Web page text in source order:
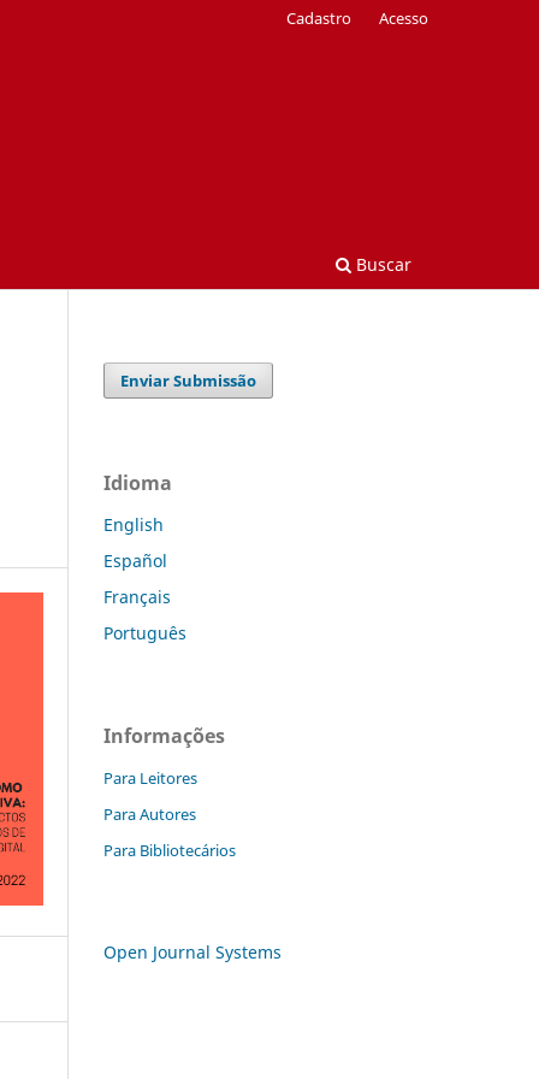
Buscar
Cadastro Acesso
Enviar Submissão
Idioma
English
Español
Français
Português
Informações
Para Leitores
Para Autores
Para Bibliotecários
Open Journal Systems